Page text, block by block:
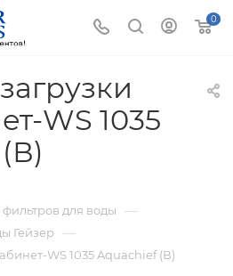
0
WS 1035
для воды —
Гейзер —
WS 1035 Aquachief (В)